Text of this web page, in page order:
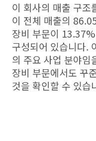
이 회사의 매출 구조
이 전체 매출의
장비 부문이
구성되어 있습니다.
의 주요 사업 분야임
장비 부문에서도 꾸
것을 확인할 수 있습